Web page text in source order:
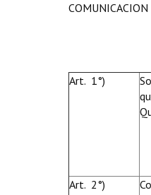
COMUNICACION
Art. 1°)
Art. 2°)